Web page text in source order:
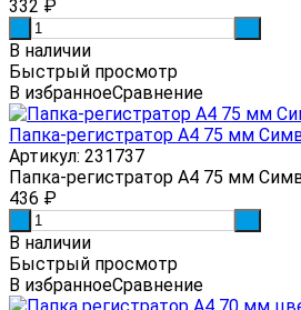
332 ₽
В наличии
Быстрый просмотр
В избранноеСравнение
Папка-регистратор А4 75 мм
Артикул: 231737
Папка-регистратор А4 75 мм
436 ₽
В наличии
Быстрый просмотр
В избранноеСравнение